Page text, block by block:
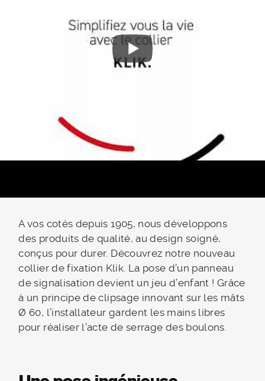
A vos cotés depuis 1905, nous développons
des produits de qualité, au design soigné,
conçus pour durer. Découvrez notre nouveau
collier de fixation Klik. La pose d’un panneau
de signalisation devient un jeu d’enfant ! Grâce
à un principe de clipsage innovant sur les mâts
Ø 60, l’installateur gardent les mains libres
pour réaliser l’acte de serrage des boulons.